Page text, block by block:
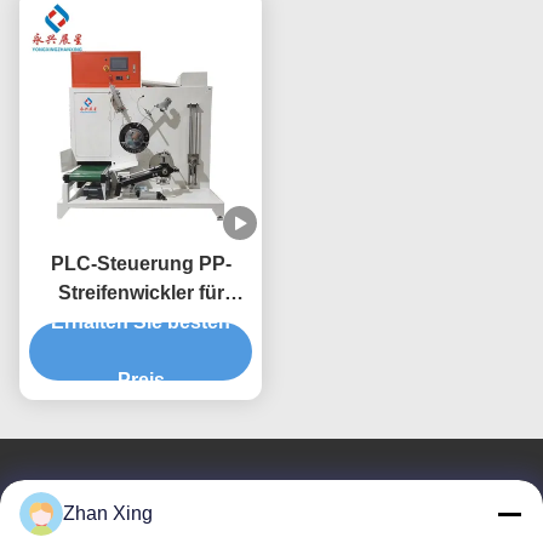
PLC-Steuerung PP-
Streifenwickler für
Betrieb und Wartung
Produktionsanlagen
Erhalten Sie besten
Preis
Treten Sie mit uns in Verbindung
Zhan Xing